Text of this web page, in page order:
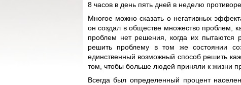
8 часов в день пять дней в неделю
Многое можно сказать о негативных
он создал в обществе множество проблем,
проблем нет решения, когда их
решить проблему в том же состоянии
единственный возможный способ решить
том, чтобы больше людей приняли к жизни
Всегда был определенный процент